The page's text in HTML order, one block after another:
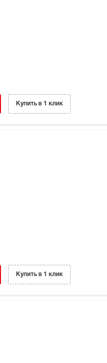
Купить в 1 клик
Купить в 1 клик